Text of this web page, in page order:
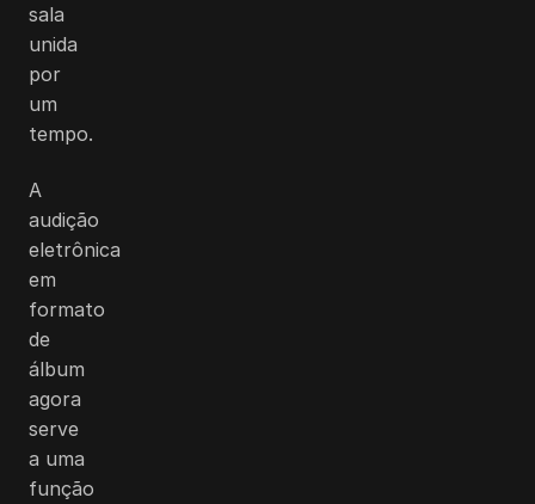
sala
unida
por
um
tempo.
A
audição
eletrônica
em
formato
de
álbum
agora
serve
a uma
função